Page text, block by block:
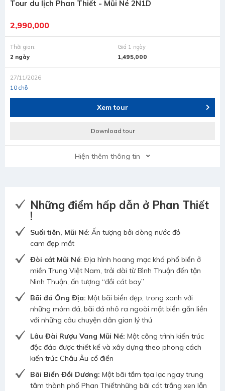
Tour du lịch Phan Thiết - Mũi Né 2N1D
2,990,000
Thời gian:
2 ngày
Giá 1 ngày
1,495,000
27/11/2026
10 chỗ
Xem tour
Download tour
Hiện thêm thông tin
Những điểm hấp dẫn ở Phan Thiết
!
Suối tiên, Mũi Né: Ấn tượng bởi dòng nước đỏ
cam đẹp mắt
Đòi cát Mũi Né: Địa hình hoang mạc khá phổ biển ở
miền Trung Việt Nam, trải dài từ Bình Thuận đến tận
Ninh Thuận, ấn tượng “đồi cát bay”
Bãi đá Ông Địa: Một bãi biển đẹp, trong xanh với
những mỏm đá, bãi đá nhô ra ngoài mặt biển gắn liền
với những câu chuyện dân gian lý thú
Lâu Đài Rượu Vang Mũi Né: Một công trình kiến trúc
độc đáo được thiết kế và xây dựng theo phong cách
kiến trúc Châu Âu cổ điển
Bãi Biển Đồi Dương: Một bãi tắm tọa lạc ngay trung
tâm thành phố Phan Thiếtnhững bãi cát trắng xen lẫn